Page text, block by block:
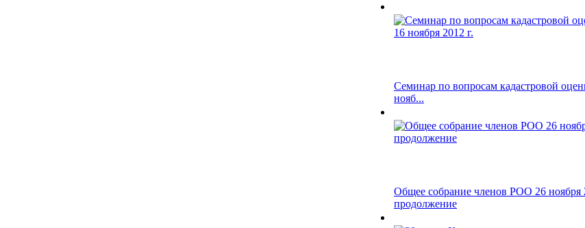
Семинар по вопросам кадастровой
нояб...
Общее собрание членов РОО 26 ноября
продолжение